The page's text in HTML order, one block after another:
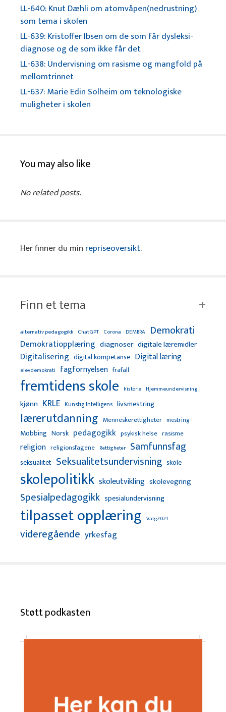
LL-640: Knut Dæhli om atomvåpen(nedrustning)
som tema i skolen
LL-639: Kristoffer Ibsen om de som får dysleksi-
diagnose og de som ikke får det
LL-638: Undervisning om rasisme og mangfold på
mellomtrinnet
LL-637: Marie Edin Solheim om teknologiske
muligheter i skolen
You may also like
No related posts.
Her finner du min repriseoversikt.
Finn et tema
alternativ pedagogikk ChatGPT Corona DEMBRA Demokrati
Demokratiopplæring diagnoser digitale læremidler
Digitalisering digital kompetanse Digital læring
elevdemokrati fagfornyelsen frafall
fremtidens skole historie Hjemmeundervisning
kjønn KRLE Kunstig Intelligens livsmestring
lærerutdanning Menneskerettigheter mestring
Mobbing Norsk pedagogikk psykisk helse rasisme
religion religionsfagene Rettigheter Samfunnsfag
seksualitet Seksualitetsundervisning skole
skolepolitikk skoleutvikling skolevegring
Spesialpedagogikk spesialundervisning
tilpasset opplæring Valg2021
videregående yrkesfag
Støtt podkasten